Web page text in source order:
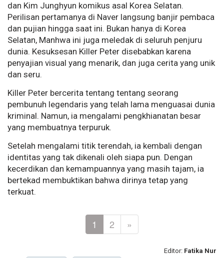
dan Kim Junghyun komikus asal Korea Selatan.
Perilisan pertamanya di Naver langsung banjir pembaca
dan pujian hingga saat ini. Bukan hanya di Korea
Selatan, Manhwa ini juga meledak di seluruh penjuru
dunia. Kesuksesan Killer Peter disebabkan karena
penyajian visual yang menarik, dan juga cerita yang unik
dan seru.
Killer Peter bercerita tentang tentang seorang
pembunuh legendaris yang telah lama menguasai dunia
kriminal. Namun, ia mengalami pengkhianatan besar
yang membuatnya terpuruk.
Setelah mengalami titik terendah, ia kembali dengan
identitas yang tak dikenali oleh siapa pun. Dengan
kecerdikan dan kemampuannya yang masih tajam, ia
bertekad membuktikan bahwa dirinya tetap yang
terkuat.
1 2 »
Editor: Fatika Nur